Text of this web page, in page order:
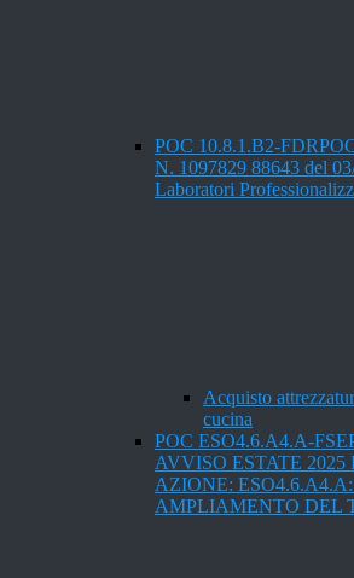
POC 10.8.1.B2-
N. 1097829 88643 del
Laboratori
Acquisto
cucina
POC ESO4.6.A4.A-
AVVISO ESTATE 2025
AZIONE:
AMPLIAMENTO DEL